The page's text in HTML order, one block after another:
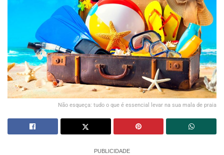
Não esqueça: tudo o que é essencial levar na sua mala de praia
PUBLICIDADE